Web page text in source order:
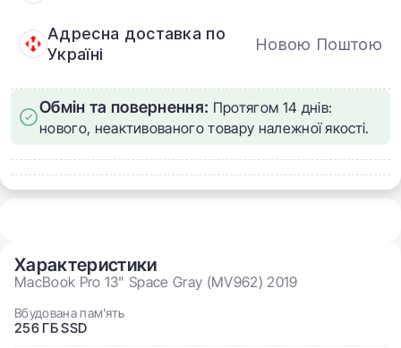
Адресна доставка по
Україні
Новою Поштою
Обмін та повернення: Протягом 14 днів:
нового, неактивованого товару належної якості.
Характеристики
MacBook Pro 13" Space Gray (MV962) 2019
Вбудована пам'ять
256 ГБ SSD